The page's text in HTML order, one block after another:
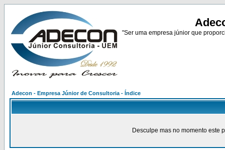
"Ser uma empresa júnior que
Adecon - Empresa Júnior de Consultoria - Índice
Desculpe mas no momento este